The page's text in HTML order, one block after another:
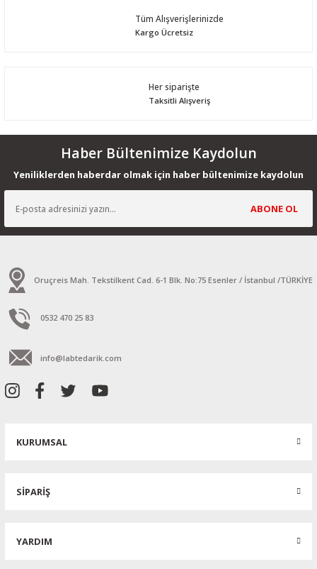
Tüm Alışverişlerinizde
Kargo Ücretsiz
Her siparişte
Taksitli Alışveriş
Haber Bültenimize Kaydolun
Yeniliklerden haberdar olmak için haber bültenimize kaydolun
ABONE OL
Oruçreis Mah. Tekstilkent Cad. 6-1 Blk. No:75 Esenler / İstanbul /TÜRKİYE
0532 470 25 83
info@labtedarik.com
KURUMSAL
SİPARİŞ
YARDIM